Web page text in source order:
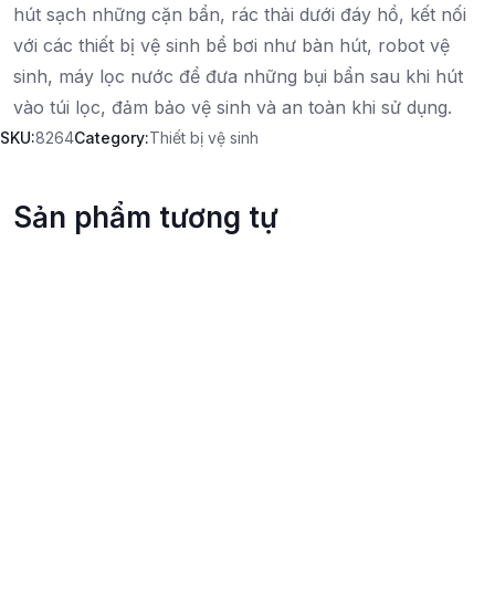
hút sạch những cặn bẩn, rác thải dưới đáy hồ, kết nối
với các thiết bị vệ sinh bể bơi như bàn hút, robot vệ
sinh, máy lọc nước để đưa những bụi bẩn sau khi hút
vào túi lọc, đảm bảo vệ sinh và an toàn khi sử dụng.
SKU:8264Category:Thiết bị vệ sinh
Sản phẩm tương tự